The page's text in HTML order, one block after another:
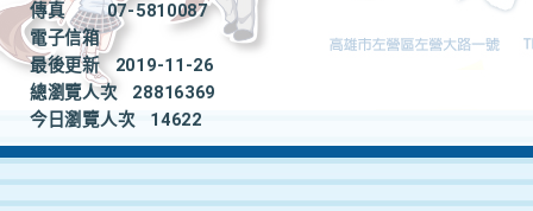
傳真
07-5810087
電子信箱
最後更新
2019-11-26
總瀏覽人次
28816369
今日瀏覽人次
14622